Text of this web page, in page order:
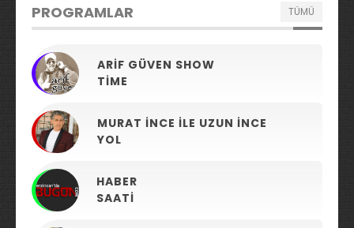
PROGRAMLAR TÜMÜ
ARIF GÜVEN SHOW
TIME
MURAT İNCE ILE UZUN İNCE
YOL
HABER
SAATI